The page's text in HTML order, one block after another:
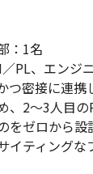
：1名
PL、エンジ
つ密接に連携
、2〜3人目の
をゼロから
イティングな